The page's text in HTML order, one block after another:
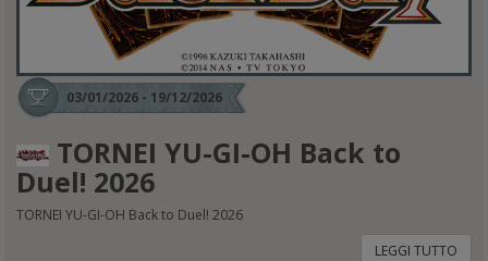
03/01/2026 - 19/12/2026
TORNEI YU-GI-OH Back to
Duel! 2026
TORNEI YU-GI-OH Back to Duel! 2026
LEGGI TUTTO